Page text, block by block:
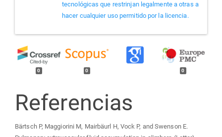
tecnológicas que restrinjan legalmente a otras a
hacer cualquier uso permitido por la licencia.
0 0 0
Referencias
Bärtsch P, Maggiorini M, Mairbäurl H, Vock P, and Swenson E.